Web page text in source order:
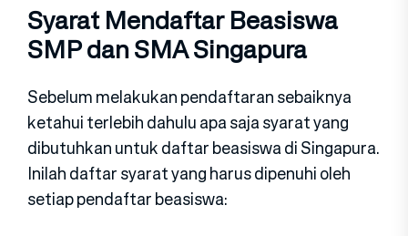
Syarat Mendaftar Beasiswa
SMP dan SMA Singapura
Sebelum melakukan pendaftaran sebaiknya
ketahui terlebih dahulu apa saja syarat yang
dibutuhkan untuk daftar beasiswa di Singapura.
Inilah daftar syarat yang harus dipenuhi oleh
setiap pendaftar beasiswa: